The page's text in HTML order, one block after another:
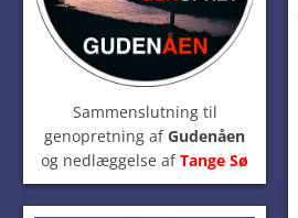
Sammenslutning til
genopretning afGudenåen
og nedlæggelse afTange Sø